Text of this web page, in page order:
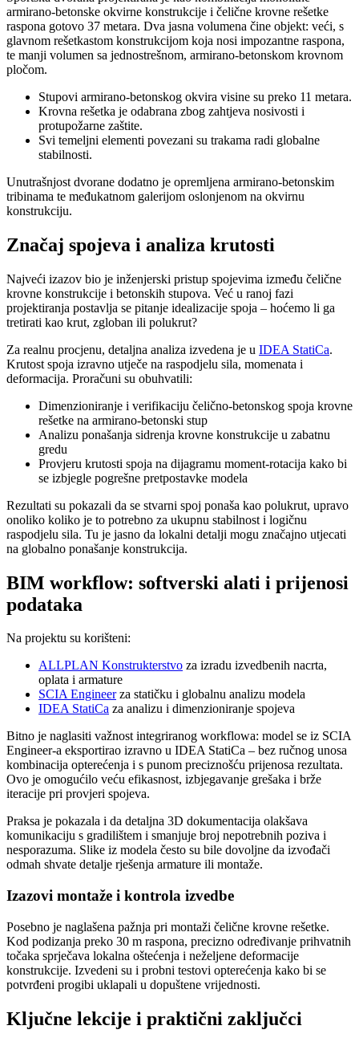
armirano-betonske okvirne konstrukcije i čelične krovne rešetke
raspona gotovo 37 metara. Dva jasna volumena čine objekt: veći, s
glavnom rešetkastom konstrukcijom koja nosi impozantne raspona,
te manji volumen sa jednostrešnom, armirano-betonskom krovnom
pločom.
Stupovi armirano-betonskog okvira visine su preko 11 metara.
Krovna rešetka je odabrana zbog zahtjeva nosivosti i
protupožarne zaštite.
Svi temeljni elementi povezani su trakama radi globalne
stabilnosti.
Unutrašnjost dvorane dodatno je opremljena armirano-betonskim
tribinama te međukatnom galerijom oslonjenom na okvirnu
konstrukciju.
Značaj spojeva i analiza krutosti
Najveći izazov bio je inženjerski pristup spojevima između čelične
krovne konstrukcije i betonskih stupova. Već u ranoj fazi
projektiranja postavlja se pitanje idealizacije spoja – hoćemo li ga
tretirati kao krut, zgloban ili polukrut?
Za realnu procjenu, detaljna analiza izvedena je u IDEA StatiCa.
Krutost spoja izravno utječe na raspodjelu sila, momenata i
deformacija. Proračuni su obuhvatili:
Dimenzioniranje i verifikaciju čelično-betonskog spoja krovne
rešetke na armirano-betonski stup
Analizu ponašanja sidrenja krovne konstrukcije u zabatnu
gredu
Provjeru krutosti spoja na dijagramu moment-rotacija kako bi
se izbjegle pogrešne pretpostavke modela
Rezultati su pokazali da se stvarni spoj ponaša kao polukrut, upravo
onoliko koliko je to potrebno za ukupnu stabilnost i logičnu
raspodjelu sila. Tu je jasno da lokalni detalji mogu značajno utjecati
na globalno ponašanje konstrukcija.
BIM workflow: softverski alati i prijenosi
podataka
Na projektu su korišteni:
ALLPLAN Konstrukterstvo za izradu izvedbenih nacrta,
oplata i armature
SCIA Engineerza statičku i globalnu analizu modela
IDEA StatiCa za analizu i dimenzioniranje spojeva
Bitno je naglasiti važnost integriranog workflowa: model se iz SCIA
Engineer-a eksportirao izravno u IDEA StatiCa – bez ručnog unosa
kombinacija opterećenja i s punom preciznošću prijenosa rezultata.
Ovo je omogućilo veću efikasnost, izbjegavanje grešaka i brže
iteracije pri provjeri spojeva.
Praksa je pokazala i da detaljna 3D dokumentacija olakšava
komunikaciju s gradilištem i smanjuje broj nepotrebnih poziva i
nesporazuma. Slike iz modela često su bile dovoljne da izvođači
odmah shvate detalje rješenja armature ili montaže.
Izazovi montaže i kontrola izvedbe
Posebno je naglašena pažnja pri montaži čelične krovne rešetke.
Kod podizanja preko 30 m raspona, precizno određivanje prihvatnih
točaka sprječava lokalna oštećenja i neželjene deformacije
konstrukcije. Izvedeni su i probni testovi opterećenja kako bi se
potvrđeni progibi uklapali u dopuštene vrijednosti.
Ključne lekcije i praktični zaključci